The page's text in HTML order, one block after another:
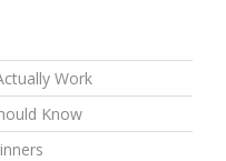
Work
Know